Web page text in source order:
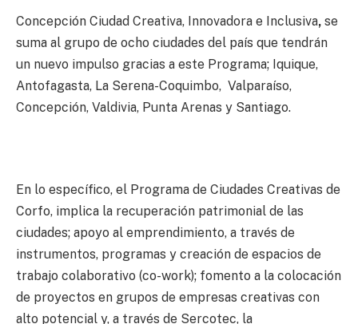
Concepción Ciudad Creativa, Innovadora e Inclusiva, se
suma al grupo de ocho ciudades del país que tendrán
un nuevo impulso gracias a este Programa; Iquique,
Antofagasta, La Serena-Coquimbo, Valparaíso,
Concepción, Valdivia, Punta Arenas y Santiago.
En lo específico, el Programa de Ciudades Creativas de
Corfo, implica la recuperación patrimonial de las
ciudades; apoyo al emprendimiento, a través de
instrumentos, programas y creación de espacios de
trabajo colaborativo (co-work); fomento a la colocación
de proyectos en grupos de empresas creativas con
alto potencial y, a través de Sercotec, la